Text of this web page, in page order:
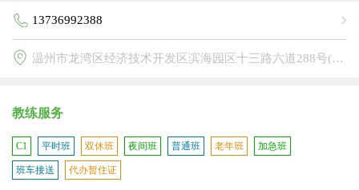
13736992388
温州市龙湾区经济技术开发区滨海园区十三路六道288号(天平驾校)
教练服务
C1 平时班 双休班 夜间班 普通班 老年班 加急班
班车接送 代办暂住证